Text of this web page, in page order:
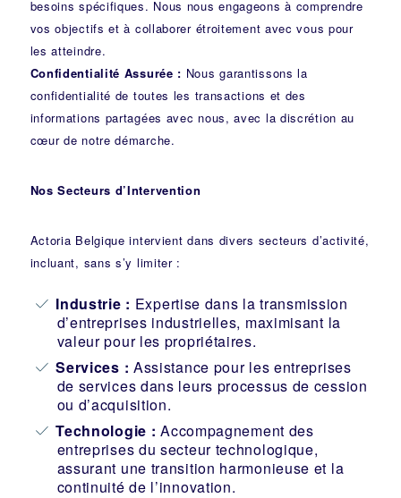
besoins spécifiques. Nous nous engageons à comprendre
vos objectifs et à collaborer étroitement avec vous pour
les atteindre.
Confidentialité Assurée : Nous garantissons la
confidentialité de toutes les transactions et des
informations partagées avec nous, avec la discrétion au
cœur de notre démarche.
Nos Secteurs d’Intervention
Actoria Belgique intervient dans divers secteurs d’activité,
incluant, sans s’y limiter :
Industrie : Expertise dans la transmission
d’entreprises industrielles, maximisant la
valeur pour les propriétaires.
Services : Assistance pour les entreprises
de services dans leurs processus de cession
ou d’acquisition.
Technologie : Accompagnement des
entreprises du secteur technologique,
assurant une transition harmonieuse et la
continuité de l’innovation.